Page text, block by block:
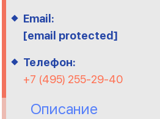
Email:
[email protected]
Телефон:
+7 (495) 255-29-40
Описание